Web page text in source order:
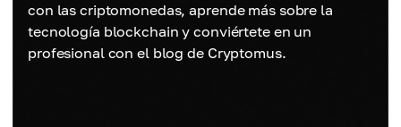
con las criptomonedas, aprende más sobre la
tecnología blockchain y conviértete en un
profesional con el blog de Cryptomus.